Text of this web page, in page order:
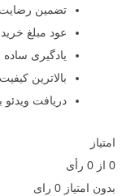
تضمین
عود مبلغ
یادگیری
بالاترین
دریافت
امتیاز
0 از 0 رأی
بدون امتیاز 0 رای